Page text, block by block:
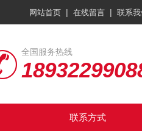
网站首页 | 在线留言 | 联系
全国服务热线
联系方式